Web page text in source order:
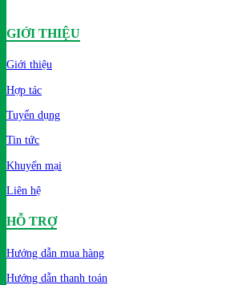
GIỚI THIỆU
Giới thiệu
Hợp tác
Tuyển dụng
Tin tức
Khuyến mại
Liên hệ
HỖ TRỢ
Hướng dẫn mua hàng
Hướng dẫn thanh toán